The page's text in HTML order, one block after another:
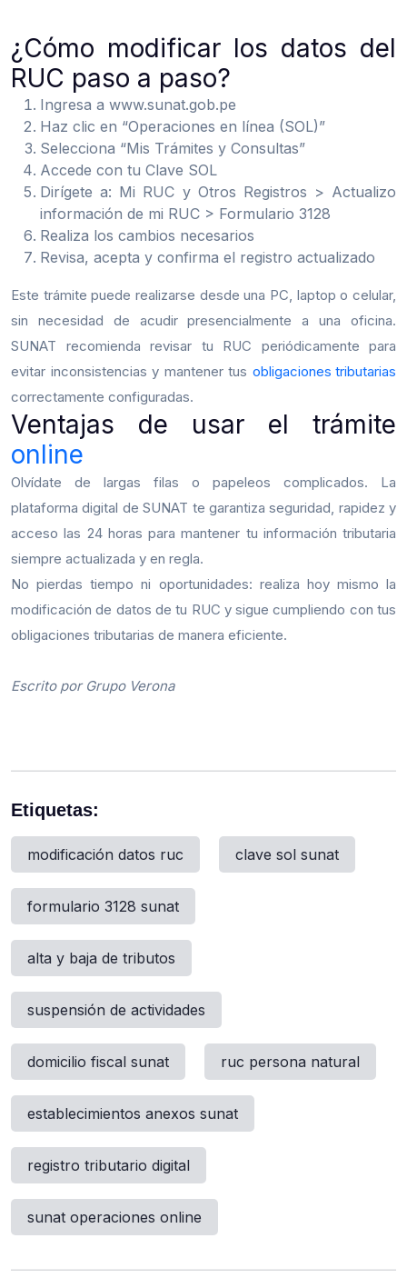
¿Cómo modificar los datos del
RUC paso a paso?
Ingresa a www.sunat.gob.pe
Haz clic en “Operaciones en línea (SOL)”
Selecciona “Mis Trámites y Consultas”
Accede con tu Clave SOL
Dirígete a: Mi RUC y Otros Registros > Actualizo
información de mi RUC > Formulario 3128
Realiza los cambios necesarios
Revisa, acepta y confirma el registro actualizado
Este trámite puede realizarse desde una PC, laptop o celular,
sin necesidad de acudir presencialmente a una oficina.
SUNAT recomienda revisar tu RUC periódicamente para
evitar inconsistencias y mantener tus obligaciones tributarias
correctamente configuradas.
Ventajas de usar el trámite
online
Olvídate de largas filas o papeleos complicados. La
plataforma digital de SUNAT te garantiza seguridad, rapidez y
acceso las 24 horas para mantener tu información tributaria
siempre actualizada y en regla.
No pierdas tiempo ni oportunidades: realiza hoy mismo la
modificación de datos de tu RUC y sigue cumpliendo con tus
obligaciones tributarias de manera eficiente.
Escrito por Grupo Verona
Etiquetas:
modificación datos ruc clave sol sunat
formulario 3128 sunat
alta y baja de tributos
suspensión de actividades
domicilio fiscal sunat ruc persona natural
establecimientos anexos sunat
registro tributario digital
sunat operaciones online